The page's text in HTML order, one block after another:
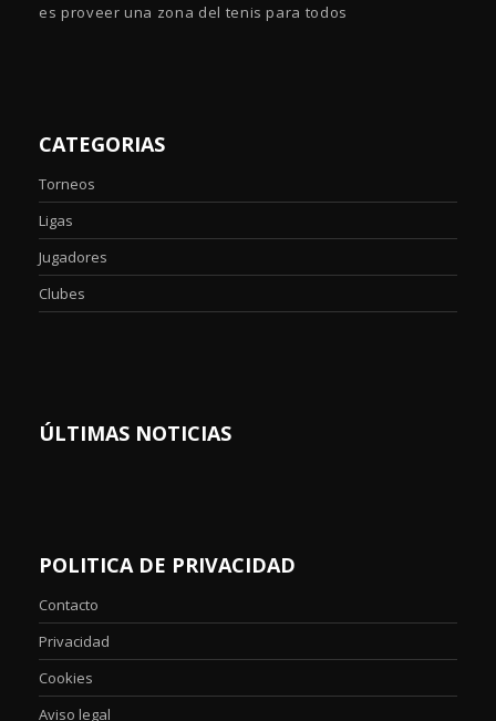
es proveer una zona del tenis para todos
CATEGORIAS
Torneos
Ligas
Jugadores
Clubes
ÚLTIMAS NOTICIAS
POLITICA DE PRIVACIDAD
Contacto
Privacidad
Cookies
Aviso legal